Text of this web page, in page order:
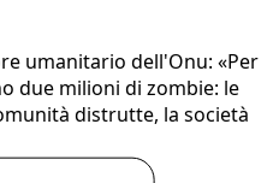
umanitario dell'Onu: «Per
due milioni di zombie: le
distrutte, la società